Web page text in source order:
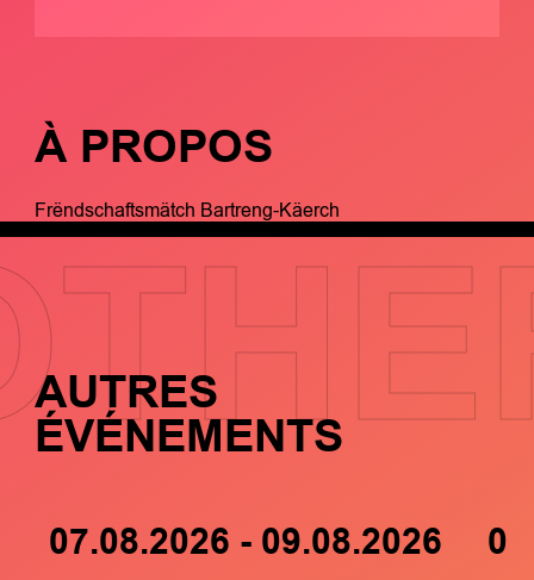
À PROPOS
Frëndschaftsmätch Bartreng-Käerch
AUTRES
ÉVÉNEMENTS
07.08.2026 - 09.08.2026